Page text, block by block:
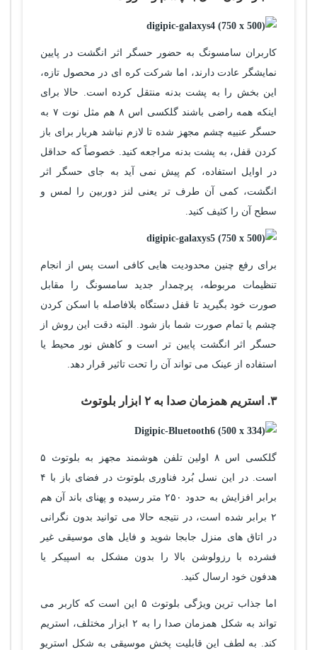
کاربران سامسونگ به حضور حسگر اثر انگشت در پایین
نمایشگر عادت دارند، اما شرکت کره ای در محصول تازه،
این بخش را به پشت بدنه منتقل کرده است. حالا برای
اینکه همه راضی باشند گلکسی اس ۸ هم مثل نوت ۷ به
حسگر عنبیه چشم مجهز شده تا لازم نباشد هربار برای باز
کردن قفل، به پشت بدنه مراجعه کنید. خصوصاً که حداقل
در اوایل استفاده، کم پیش نمی آید به جای حسگر اثر
انگشت، کمی آن طرف تر یعنی لنز دوربین را لمس و
سطح آن را کثیف کنید.
برای رفع چنین محدودیت هایی کافی است پس از انجام
تنظیمات مربوطه، پرچمدار جدید سامسونگ را مقابل
صورت خود بگیرید تا قفل دستگاه بلافاصله با اسکن کردن
چشم یا تمام صورت شما باز شود. البته دقت این روش از
حسگر اثر انگشت پایین تر است و کاهش نور محیط یا
استفاده از عینک می تواند آن را تحت تاثیر قرار دهد.
۳. استریم همزمان صدا به ۲ ابزار بلوتوث
گلکسی اس ۸ اولین تلفن هوشمند مجهز به بلوتوث ۵
است. در این نسل بُرد فناوری بلوتوث در فضای باز با ۴
برابر افزایش به حدود ۲۵۰ متر رسیده و پهنای باند آن هم
۲ برابر شده است، در نتیجه حالا می توانید بدون نگرانی
در اتاق های منزل جابجا شوید و فایل های موسیقی غیر
فشرده با رزولوشن بالا را بدون مشکل به اسپیکر یا
هدفون خود ارسال کنید.
اما جذاب ترین ویژگی بلوتوث ۵ این است که کاربر می
تواند به شکل همزمان صدا را به ۲ ابزار مختلف، استریم
کند. به لطف این قابلیت پخش موسیقی به شکل استریو